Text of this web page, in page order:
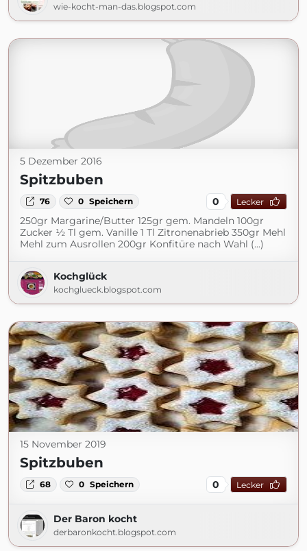
wie-kocht-man-das.blogspot.com
5 Dezember 2016
Spitzbuben
76 0 Speichern 0 Lecker
250gr Margarine/Butter 125gr gem. Mandeln 100gr
Zucker ½ Tl gem. Vanille 1 Tl Zitronenabrieb 350gr Mehl
Mehl zum Ausrollen 200gr Konfitüre nach Wahl (...)
Kochglück
kochglueck.blogspot.com
15 November 2019
Spitzbuben
68 0 Speichern 0 Lecker
Der Baron kocht
derbaronkocht.blogspot.com